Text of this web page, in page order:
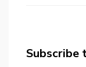
Subscribe